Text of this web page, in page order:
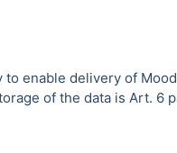
enable delivery of
of the data is Art. 6